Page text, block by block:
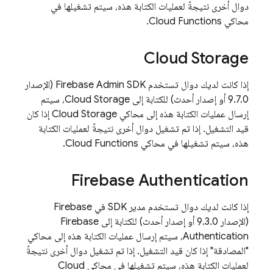
دوال أخرى نتيجةً لعمليات الكتابة هذه، سيتم تشغيلها في
محاكي Cloud Functions
.
Cloud Storage
إذا كانت لديك دوال تستخدم Firebase Admin SDK (الإصدار
9.7.0 أو إصدار أحدث) للكتابة إلى
Cloud Storage، سيتم
إرسال عمليات الكتابة هذه إلى محاكي Cloud Storage إذا كان
قيد التشغيل. إذا تم تشغيل دوال أخرى نتيجةً لعمليات الكتابة
هذه، سيتم تشغيلها في محاكي Cloud Functions
.
Firebase Authentication
إذا كانت لديك دوال تستخدم مدير SDK في Firebase
(الإصدار 9.3.0 أو إصدار أحدث) للكتابة إلى
Firebase
Authentication، سيتم إرسال عمليات الكتابة هذه إلى محاكي
"المصادقة" إذا كان قيد التشغيل. إذا تم تشغيل دوال أخرى نتيجةً
لعمليات الكتابة هذه، سيتم تشغيلها في محاكي Cloud